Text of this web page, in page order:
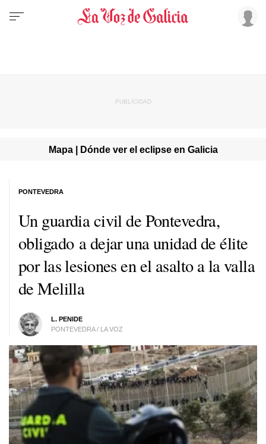
Mapa | Dónde ver el eclipse en Galicia
Un guardia civil de Pontevedra,
obligado a dejar una unidad de élite
por las lesiones en el asalto a la valla
de Melilla
L. PENIDE
PONTEVEDRA / LA VOZ
PONTEVEDRA